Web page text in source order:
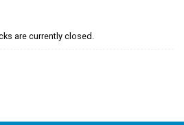
are currently closed.